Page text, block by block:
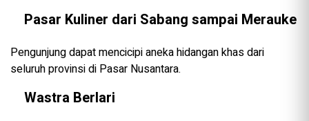
Pasar Kuliner dari Sabang sampai Merauke
Pengunjung dapat mencicipi aneka hidangan khas dari
seluruh provinsi di Pasar Nusantara.
Wastra Berlari